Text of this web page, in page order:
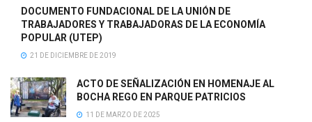
DOCUMENTO FUNDACIONAL DE LA UNIÓN DE
TRABAJADORES Y TRABAJADORAS DE LA ECONOMÍA
POPULAR (UTEP)
21 DE DICIEMBRE DE 2019
ACTO DE SEÑALIZACIÓN EN HOMENAJE AL
BOCHA REGO EN PARQUE PATRICIOS
11 DE MARZO DE 2025